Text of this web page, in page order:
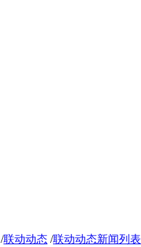
/联动动态 /联动动态新闻列表